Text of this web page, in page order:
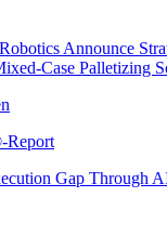
Announce
Case Palletizing
Report
Gap Through